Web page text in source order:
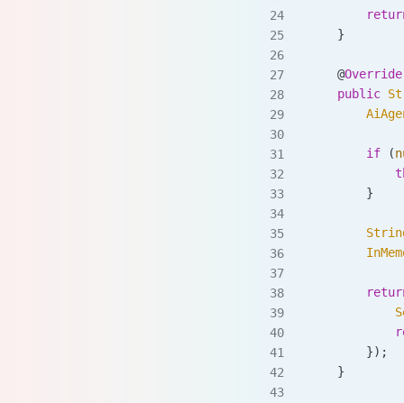
    }
    @
Override
    public
        if
(
        }
        });
    }